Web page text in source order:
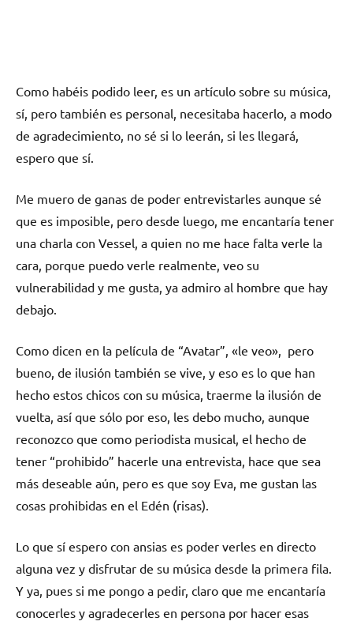
Como habéis podido leer, es un artículo sobre su música,
sí, pero también es personal, necesitaba hacerlo, a modo
de agradecimiento, no sé si lo leerán, si les llegará,
espero que sí.
Me muero de ganas de poder entrevistarles aunque sé
que es imposible, pero desde luego, me encantaría tener
una charla con Vessel, a quien no me hace falta verle la
cara, porque puedo verle realmente, veo su
vulnerabilidad y me gusta, ya admiro al hombre que hay
debajo.
Como dicen en la película de “Avatar”, «le veo», pero
bueno, de ilusión también se vive, y eso es lo que han
hecho estos chicos con su música, traerme la ilusión de
vuelta, así que sólo por eso, les debo mucho, aunque
reconozco que como periodista musical, el hecho de
tener “prohibido” hacerle una entrevista, hace que sea
más deseable aún, pero es que soy Eva, me gustan las
cosas prohibidas en el Edén (risas).
Lo que sí espero con ansias es poder verles en directo
alguna vez y disfrutar de su música desde la primera fila.
Y ya, pues si me pongo a pedir, claro que me encantaría
conocerles y agradecerles en persona por hacer esas